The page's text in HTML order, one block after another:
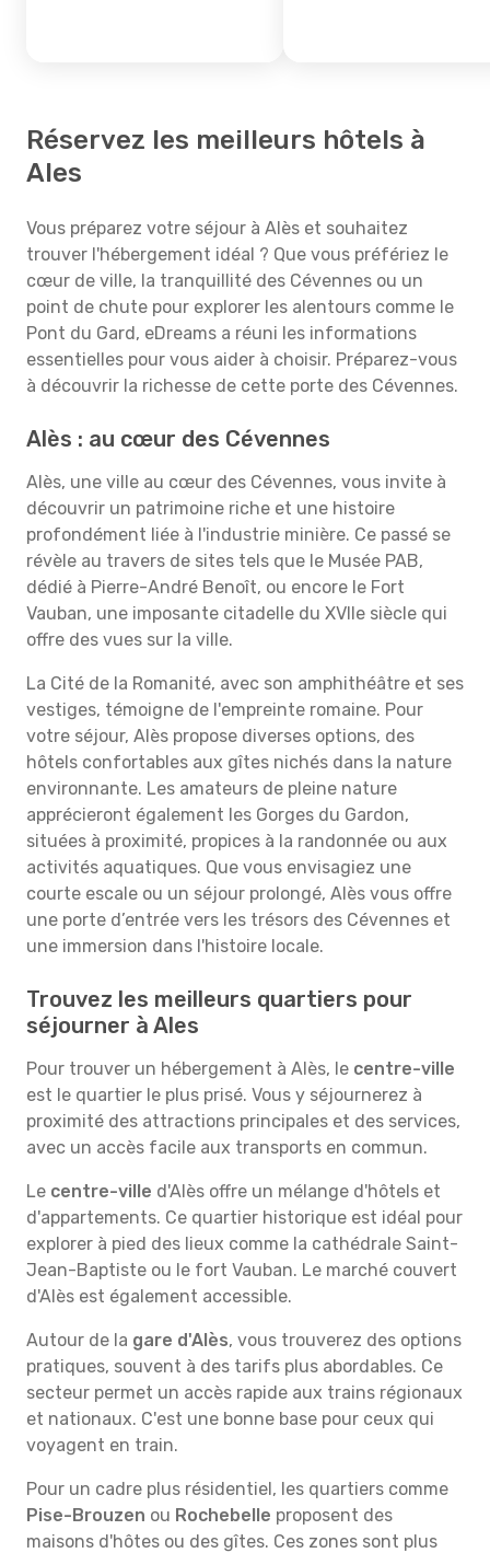
Réservez les meilleurs hôtels à
Ales
Vous préparez votre séjour à Alès et souhaitez
trouver l'hébergement idéal ? Que vous préfériez le
cœur de ville, la tranquillité des Cévennes ou un
point de chute pour explorer les alentours comme le
Pont du Gard, eDreams a réuni les informations
essentielles pour vous aider à choisir. Préparez-vous
à découvrir la richesse de cette porte des Cévennes.
Alès : au cœur des Cévennes
Alès, une ville au cœur des Cévennes, vous invite à
découvrir un patrimoine riche et une histoire
profondément liée à l'industrie minière. Ce passé se
révèle au travers de sites tels que le Musée PAB,
dédié à Pierre-André Benoît, ou encore le Fort
Vauban, une imposante citadelle du XVIIe siècle qui
offre des vues sur la ville.
La Cité de la Romanité, avec son amphithéâtre et ses
vestiges, témoigne de l'empreinte romaine. Pour
votre séjour, Alès propose diverses options, des
hôtels confortables aux gîtes nichés dans la nature
environnante. Les amateurs de pleine nature
apprécieront également les Gorges du Gardon,
situées à proximité, propices à la randonnée ou aux
activités aquatiques. Que vous envisagiez une
courte escale ou un séjour prolongé, Alès vous offre
une porte d’entrée vers les trésors des Cévennes et
une immersion dans l'histoire locale.
Trouvez les meilleurs quartiers pour
séjourner à Ales
Pour trouver un hébergement à Alès, le centre-ville
est le quartier le plus prisé. Vous y séjournerez à
proximité des attractions principales et des services,
avec un accès facile aux transports en commun.
Le centre-ville d'Alès offre un mélange d'hôtels et
d'appartements. Ce quartier historique est idéal pour
explorer à pied des lieux comme la cathédrale Saint-
Jean-Baptiste ou le fort Vauban. Le marché couvert
d'Alès est également accessible.
Autour de la gare d'Alès, vous trouverez des options
pratiques, souvent à des tarifs plus abordables. Ce
secteur permet un accès rapide aux trains régionaux
et nationaux. C'est une bonne base pour ceux qui
voyagent en train.
Pour un cadre plus résidentiel, les quartiers comme
Pise-Brouzen ou Rochebelle proposent des
maisons d'hôtes ou des gîtes. Ces zones sont plus